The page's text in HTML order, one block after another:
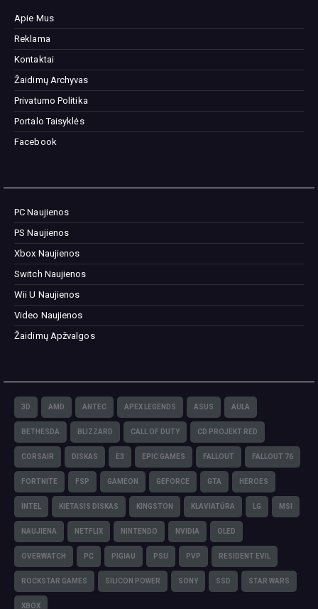
Apie Mus
Reklama
Kontaktai
Žaidimų Archyvas
Privatumo Politika
Portalo Taisyklės
Facebook
PC Naujienos
PS Naujienos
Xbox Naujienos
Switch Naujienos
Wii U Naujienos
Video Naujienos
Žaidimų Apžvalgos
3D AMD ANTEC APEX LEGENDS ASUS AULA
BETHESDA BLIZZARD CALL OF DUTY CD PROJEKT RED
CORSAIR DISKAS E3 EPIC GAMES FALLOUT FALLOUT 76
FORTNITE FSP GAMEON GEFORCE GTA HEROES
INTEL KIETASIS DISKAS KINGSTON KLAVIATŪRA LG MSI
NAUJIENA NETFLIX NINTENDO NVIDIA OLED
OVERWATCH PC PIGIAU PSU PVP RESIDENT EVIL
ROCKSTAR GAMES SILICON POWER SONY SSD STAR WARS
XBOX